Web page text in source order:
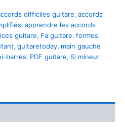
difficiles guitare, accords
, apprendre les accords
guitare, Fa guitare, formes
, guitaretoday, main gauche
barrés, PDF guitare, Si mineur